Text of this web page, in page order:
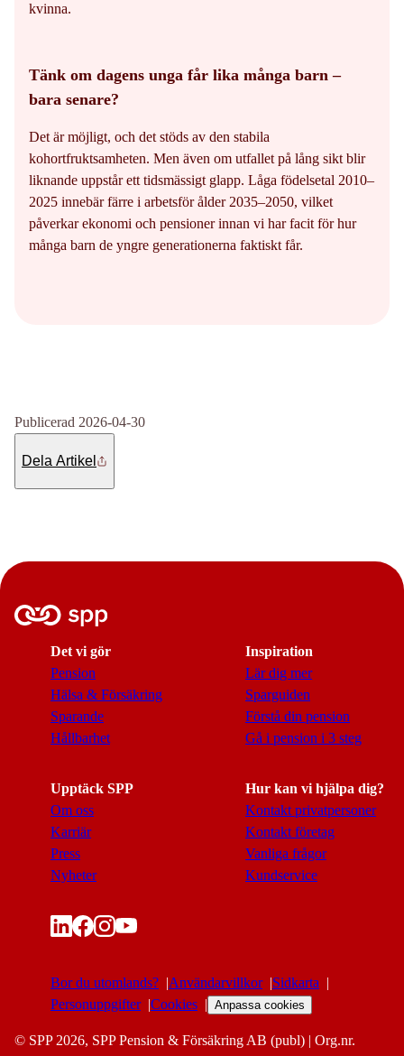
kvinna.
Tänk om dagens unga får lika många barn –
bara senare?
Det är möjligt, och det stöds av den stabila
kohortfruktsamheten. Men även om utfallet på lång sikt blir
liknande uppstår ett tidsmässigt glapp. Låga födelsetal 2010–
2025 innebär färre i arbetsför ålder 2035–2050, vilket
påverkar ekonomi och pensioner innan vi har facit för hur
många barn de yngre generationerna faktiskt får.
Publicerad 2026-04-30
Dela Artikel
Det vi gör
Pension
Hälsa & Försäkring
Sparande
Hållbarhet
Inspiration
Lär dig mer
Sparguiden
Förstå din pension
Gå i pension i 3 steg
Upptäck SPP
Om oss
Karriär
Press
Nyheter
Hur kan vi hjälpa dig?
Kontakt privatpersoner
Kontakt företag
Vanliga frågor
Kundservice
Bor du utomlands? Användarvillkor
Sidkarta
Personuppgifter
Cookies Anpassa cookies
© SPP 2026, SPP Pension & Försäkring AB (publ) | Org.nr.